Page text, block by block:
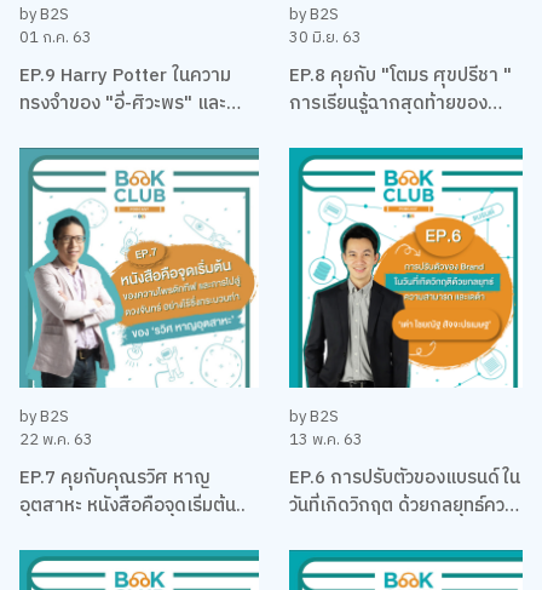
by B2S
01 ก.ค. 63
EP.9 Harry Potter ในความ
ทรงจำของ "อี่-ศิวะพร" และ
ปกแฮร์รี่ พอตเตอร์ เวอร์ชั่น
ครบรอบ 20 ปี ฉบับภาษาไทย
by B2S
30 มิ.ย. 63
EP.8 คุยกับ "โตมร ศุขปรีชา "
การเรียนรู้ฉากสุดท้ายของ
วาระสุดท้ายของชีวิต
by B2S
22 พ.ค. 63
EP.7 คุยกับคุณรวิศ หาญ
อุตสาหะ หนังสือคือจุดเริ่มต้น..
by B2S
13 พ.ค. 63
EP.6 การปรับตัวของแบรนด์ใน
วันที่เกิดวิกฤต ด้วยกลยุทธ์ความ
ไชยณัฐ สัจจะปรเมษฐ